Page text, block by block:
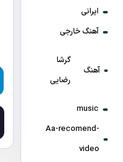
ایرانی
آهنگ خارجی
آهنگ
گرشا
رضایی
music
Aa-recomend-
video